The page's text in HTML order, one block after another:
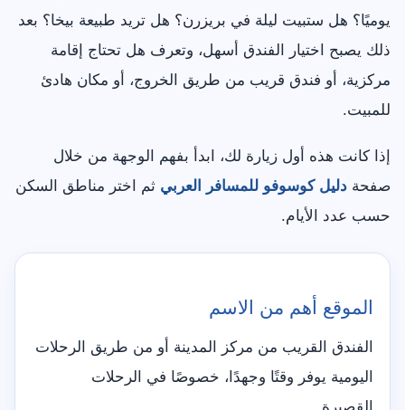
يوميًا؟ هل ستبيت ليلة في بريزرن؟ هل تريد طبيعة بيخا؟ بعد
ذلك يصبح اختيار الفندق أسهل، وتعرف هل تحتاج إقامة
مركزية، أو فندق قريب من طريق الخروج، أو مكان هادئ
للمبيت.
إذا كانت هذه أول زيارة لك، ابدأ بفهم الوجهة من خلال
صفحة دليل كوسوفو للمسافر العربي ثم اختر مناطق السكن
حسب عدد الأيام.
الموقع أهم من الاسم
الفندق القريب من مركز المدينة أو من طريق الرحلات
اليومية يوفر وقتًا وجهدًا، خصوصًا في الرحلات